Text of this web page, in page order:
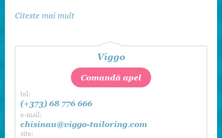
Citeste mai mult
Viggo
Comandă apel
tel:
(+373) 68 776 666
e-mail:
chisinau@viggo-tailoring.com
site: